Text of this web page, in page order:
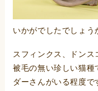
いかがでしたでしょう
スフィンクス、ドンス
被毛の無い珍しい猫種
ダーさんがいる程度で